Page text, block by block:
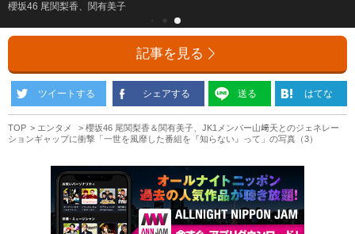
櫻坂46 尾関梨香、関有美子
記事を見る
ツイートする シェアする 送る はてな
TOP エンタメ
櫻坂46 尾関梨香＆関有美子、JK1メンバー山﨑天とのジェネレー
ションギャップに衝撃「一世を風靡した番組を『知らない』って」の写真（3）